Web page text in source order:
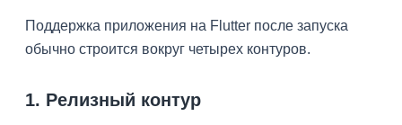
Поддержка приложения на Flutter после запуска
обычно строится вокруг четырех контуров.
1. Релизный контур